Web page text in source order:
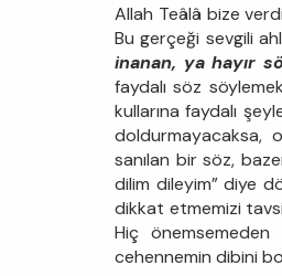
Allah Teâlâ bize
Bu gerçeği sevgili
inanan, ya hayır
faydalı söz
kullarına faydalı
doldurmayacaksa,
sanılan bir söz,
dilim dileyim” diye
dikkat etmemizi
Hiç önemsemeden
cehennemin dibini